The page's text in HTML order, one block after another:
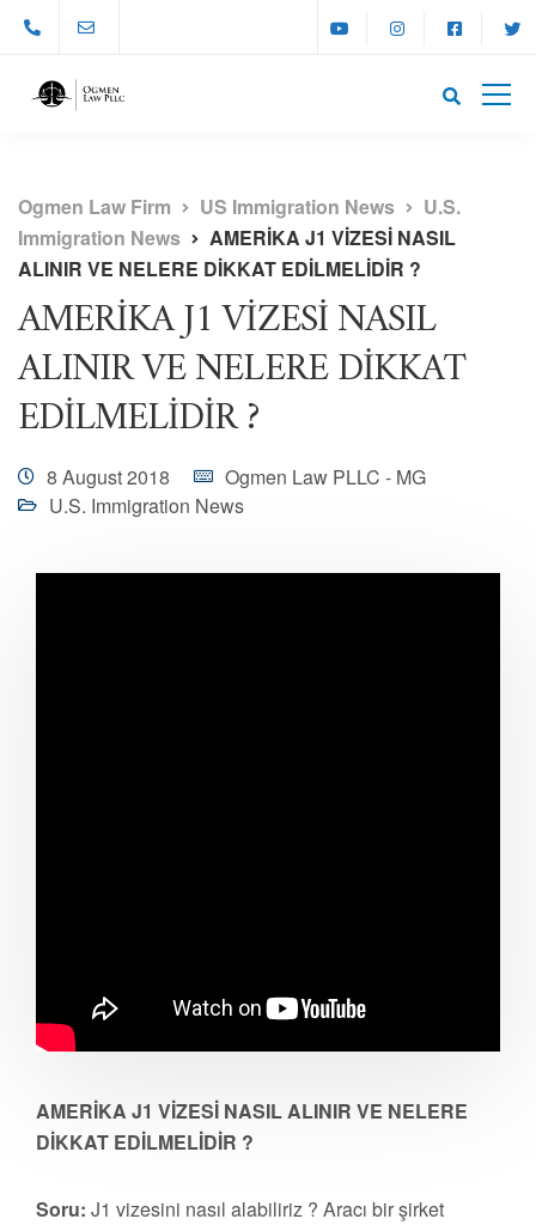
Ogmen Law Firm US Immigration News
U.S.
Immigration News
AMERİKA J1 VİZESİ NASIL
ALINIR VE NELERE DİKKAT EDİLMELİDİR ?
AMERİKA J1 VİZESİ NASIL
ALINIR VE NELERE DİKKAT
EDİLMELİDİR ?
8 August 2018
Ogmen Law PLLC - MG
U.S. Immigration News
AMERİKA J1 VİZESİ NASIL ALINIR VE NELERE
DİKKAT EDİLMELİDİR ?
Soru: J1 vizesini nasıl alabiliriz ? Aracı bir şirket